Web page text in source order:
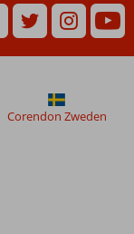
Corendon Zweden